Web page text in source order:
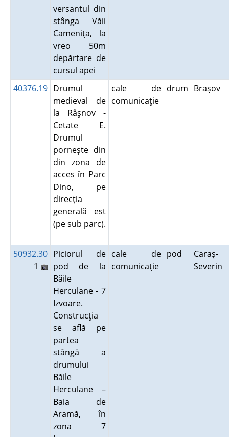
versantul din
stânga Văii
Cameniţa, la
vreo 50m
depărtare de
cursul apei
40376.19 Drumul
medieval de
la Râşnov -
Cetate E.
Drumul
porneşte din
din zona de
acces în Parc
Dino, pe
direcţia
generală est
(pe sub parc).
cale de
comunicaţie
drum Braşov
50932.30
1
Piciorul de
pod de la
Băile
Herculane - 7
Izvoare.
Construcţia
se află pe
partea
stângă a
drumului
Băile
Herculane –
Baia de
Aramă, în
zona 7
cale de
comunicaţie
pod
Caraş-
Severin